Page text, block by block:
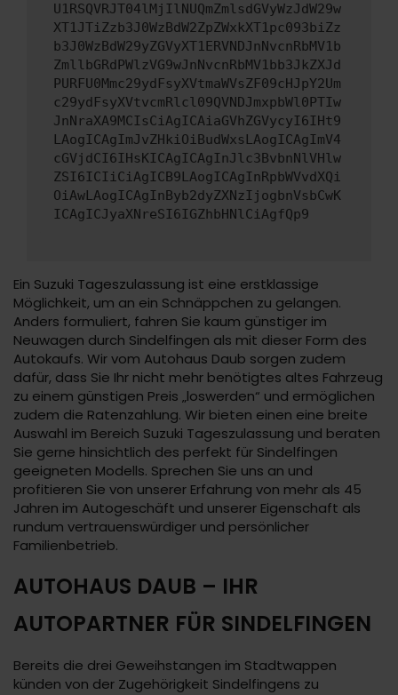
U1RSQVRJT04lMjIlNUQmZmlsdGVyWzJdW29w
XT1JTiZzb3J0WzBdW2ZpZWxkXT1pc093biZz
b3J0WzBdW29yZGVyXT1ERVNDJnNvcnRbMV1b
ZmllbGRdPWlzVG9wJnNvcnRbMV1bb3JkZXJd
PURFU0Mmc29ydFsyXVtmaWVsZF09cHJpY2Um
c29ydFsyXVtvcmRlcl09QVNDJmxpbWl0PTIw
JnNraXA9MCIsCiAgICAiaGVhZGVycyI6IHt9
LAogICAgImJvZHkiOiBudWxsLAogICAgImV4
cGVjdCI6IHsKICAgICAgInJlc3BvbnNlVHlw
ZSI6ICIiCiAgICB9LAogICAgInRpbWVvdXQi
OiAwLAogICAgInByb2dyZXNzIjogbnVsbCwK
ICAgICJyaXNreSI6IGZhbHNlCiAgfQp9
Ein Suzuki Tageszulassung ist eine erstklassige
Möglichkeit, um an ein Schnäppchen zu gelangen.
Anders formuliert, fahren Sie kaum günstiger im
Neuwagen durch Sindelfingen als mit dieser Form des
Autokaufs. Wir vom Autohaus Daub sorgen zudem
dafür, dass Sie Ihr nicht mehr benötigtes altes Fahrzeug
zu einem günstigen Preis „loswerden“ und ermöglichen
zudem die Ratenzahlung. Wir bieten einen eine breite
Auswahl im Bereich Suzuki Tageszulassung und beraten
Sie gerne hinsichtlich des perfekt für Sindelfingen
geeigneten Modells. Sprechen Sie uns an und
profitieren Sie von unserer Erfahrung von mehr als 45
Jahren im Autogeschäft und unserer Eigenschaft als
rundum vertrauenswürdiger und persönlicher
Familienbetrieb.
AUTOHAUS DAUB – IHR
AUTOPARTNER FÜR SINDELFINGEN
Bereits die drei Geweihstangen im Stadtwappen
künden von der Zugehörigkeit Sindelfingens zu